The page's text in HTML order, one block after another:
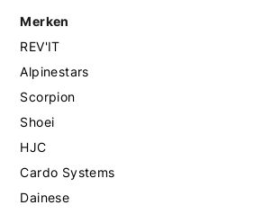
Merken
REV'IT
Alpinestars
Scorpion
Shoei
HJC
Cardo Systems
Dainese